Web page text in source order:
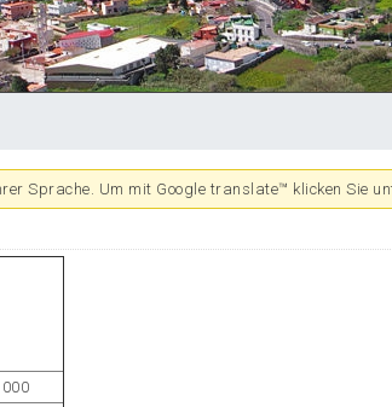
Sprache. Um mit Google translate™ klicken Sie